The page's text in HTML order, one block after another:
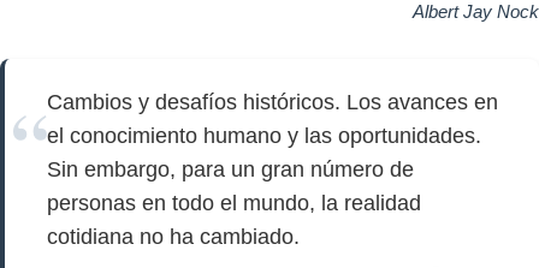
Albert Jay Nock
Cambios y desafíos históricos. Los avances en
el conocimiento humano y las oportunidades.
Sin embargo, para un gran número de
personas en todo el mundo, la realidad
cotidiana no ha cambiado.